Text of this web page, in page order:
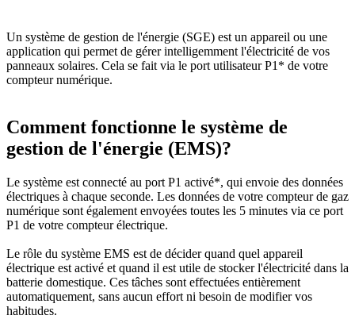
Un système de gestion de l'énergie (SGE) est un appareil ou une
application qui permet de gérer intelligemment l'électricité de vos
panneaux solaires. Cela se fait via le port utilisateur P1* de votre
compteur numérique.
Comment fonctionne le système de
gestion de l'énergie (EMS)?
Le système est connecté au port P1 activé*, qui envoie des données
électriques à chaque seconde. Les données de votre compteur de gaz
numérique sont également envoyées toutes les 5 minutes via ce port
P1 de votre compteur électrique.
Le rôle du système EMS est de décider quand quel appareil
électrique est activé et quand il est utile de stocker l'électricité dans la
batterie domestique. Ces tâches sont effectuées entièrement
automatiquement, sans aucun effort ni besoin de modifier vos
habitudes.